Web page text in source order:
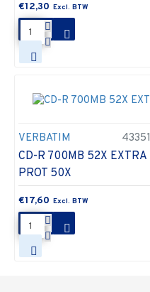
€12,30
VERBATIM 43351
CD-R 700MB 52X EXTRA
PROT 50X
€17,60